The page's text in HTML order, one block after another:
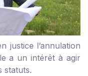
justice l’annulation
a un intérêt à agir
statuts.